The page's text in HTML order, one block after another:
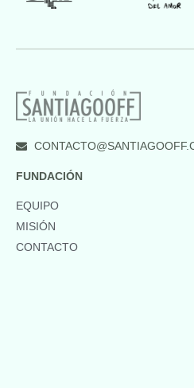
FUNDACIÓN
EQUIPO
MISIÓN
CONTACTO